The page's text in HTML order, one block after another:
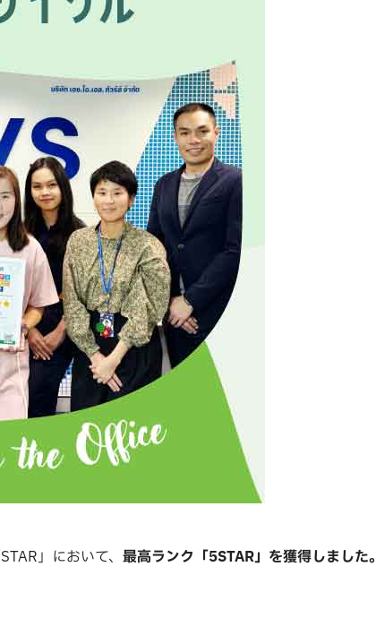
」において、 最高ランク「5STAR」を獲得しました。